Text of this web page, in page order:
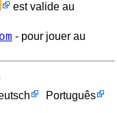
est valide au
- pour jouer au
Português